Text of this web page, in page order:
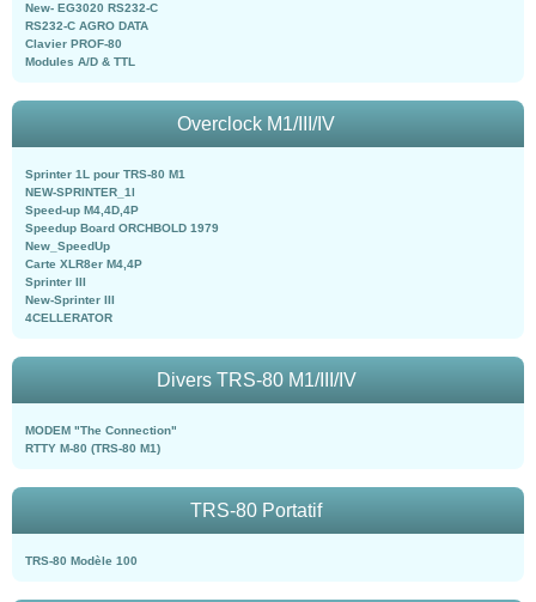
New- EG3020 RS232-C
RS232-C AGRO DATA
Clavier PROF-80
Modules A/D & TTL
Overclock M1/III/IV
Sprinter 1L pour TRS-80 M1
NEW-SPRINTER_1l
Speed-up M4,4D,4P
Speedup Board ORCHBOLD 1979
New_SpeedUp
Carte XLR8er M4,4P
Sprinter III
New-Sprinter III
4CELLERATOR
Divers TRS-80 M1/III/IV
MODEM "The Connection"
RTTY M-80 (TRS-80 M1)
TRS-80 Portatif
TRS-80 Modèle 100